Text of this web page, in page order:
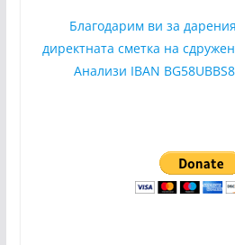
Благодарим ви за
директната сметка на
Анализи IBAN